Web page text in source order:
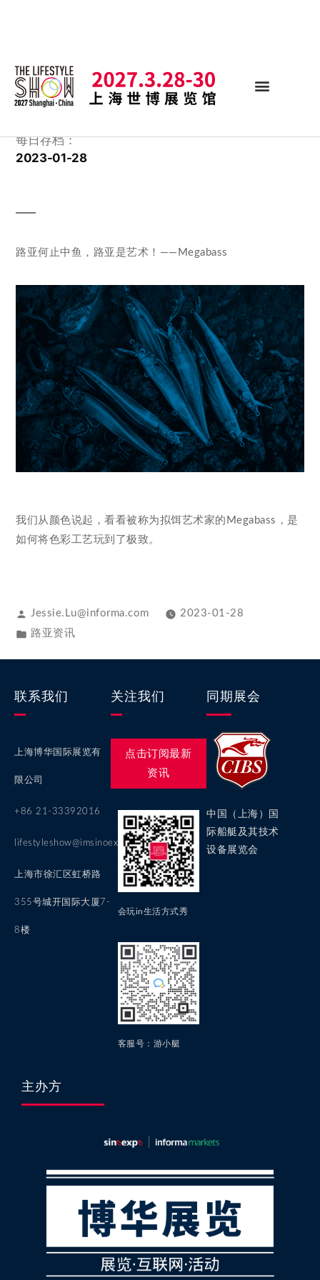
每日存档：
2023-01-28
路亚何止中鱼，路亚是艺术！——Megabass
我们从颜色说起，看看被称为拟饵艺术家的Megabass，是
如何将色彩工艺玩到了极致。
Jessie.Lu@informa.com
2023-01-28
路亚资讯
联系我们
上海博华国际展览有
限公司
+86 21-33392016
lifestyleshow@imsinoexpo.com
上海市徐汇区虹桥路
355号城开国际大厦7-
8楼
关注我们
点击订阅最新
资讯
会玩in生活方式秀
客服号：游小艇
同期展会
中国（上海）国
际船艇及其技术
设备展览会
主办方